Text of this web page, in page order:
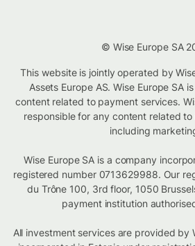
© Wise Europe SA
This website is jointly operated by
Assets Europe AS. Wise Europe SA
content related to payment services.
responsible for any content related
including
Wise Europe SA is a company
registered number 0713629988. Our
du Trône 100, 3rd floor, 1050
payment institution
All investment services are provided by